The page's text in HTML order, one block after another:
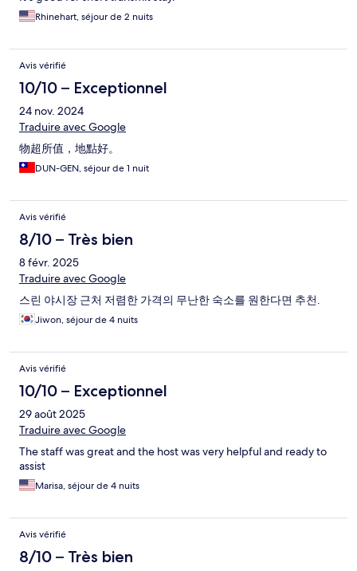
Rhinehart, séjour de 2 nuits
Avis vérifié
10/10 – Exceptionnel
24 nov. 2024
Traduire avec Google
物超所值，地點好。
DUN-GEN, séjour de 1 nuit
Avis vérifié
8/10 – Très bien
8 févr. 2025
Traduire avec Google
스린 야시장 근처 저렴한 가격의 무난한 숙소를 원한다면 추천.
Jiwon, séjour de 4 nuits
Avis vérifié
10/10 – Exceptionnel
29 août 2025
Traduire avec Google
The staff was great and the host was very helpful and ready to
assist
Marisa, séjour de 4 nuits
Avis vérifié
8/10 – Très bien